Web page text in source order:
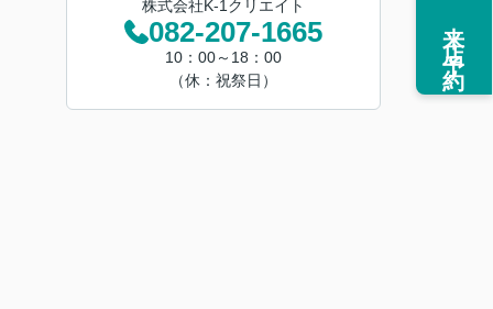
株式会社K-1クリエイト
082-207-1665
10：00～18：00
（休：祝祭日）
来店予約